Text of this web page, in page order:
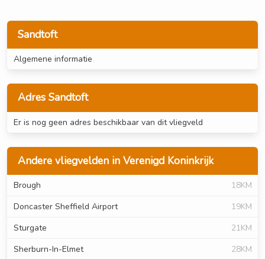
Sandtoft
Algemene informatie
Adres Sandtoft
Er is nog geen adres beschikbaar van dit vliegveld
Andere vliegvelden in Verenigd Koninkrijk
Brough
18KM
Doncaster Sheffield Airport
19KM
Sturgate
21KM
Sherburn-In-Elmet
28KM